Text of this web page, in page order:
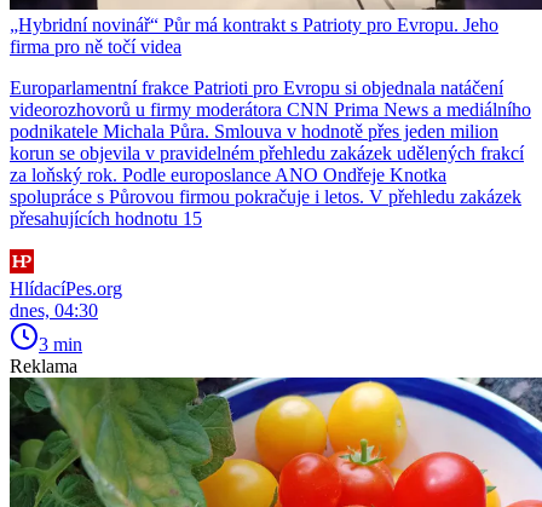
„Hybridní novinář“ Půr má kontrakt s Patrioty pro Evropu. Jeho
firma pro ně točí videa
Europarlamentní frakce Patrioti pro Evropu si objednala natáčení
videorozhovorů u firmy moderátora CNN Prima News a mediálního
podnikatele Michala Půra. Smlouva v hodnotě přes jeden milion
korun se objevila v pravidelném přehledu zakázek udělených frakcí
za loňský rok. Podle europoslance ANO Ondřeje Knotka
spolupráce s Půrovou firmou pokračuje i letos. V přehledu zakázek
přesahujících hodnotu 15
HlídacíPes.org
dnes, 04:30
3 min
Reklama